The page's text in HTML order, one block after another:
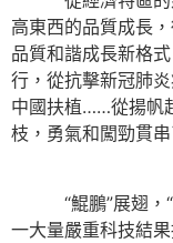
高東西的品質成長
品質和諧成長新格
行，從抗擊新冠肺
中國扶植……從揚帆
枝，勇氣和闖勁貫
“鯤鵬”展翅，“蛟
一大量嚴重科技結